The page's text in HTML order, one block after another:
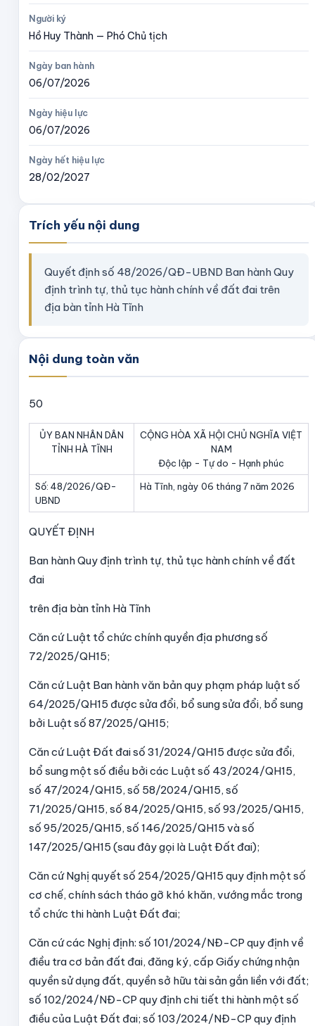
Người ký
Hồ Huy Thành — Phó Chủ tịch
Ngày ban hành
06/07/2026
Ngày hiệu lực
06/07/2026
Ngày hết hiệu lực
28/02/2027
Trích yếu nội dung
Quyết định số 48/2026/QĐ-UBND Ban hành Quy
định trình tự, thủ tục hành chính về đất đai trên
địa bàn tỉnh Hà Tĩnh
Nội dung toàn văn
50
ỦY BAN NHÂN DÂN
TỈNH HÀ TĨNH
CỘNG HÒA XÃ HỘI CHỦ NGHĨA VIỆT
NAM
Độc lập - Tự do - Hạnh phúc
Số: 48/2026/QĐ-
UBND
Hà Tĩnh, ngày 06 tháng 7 năm 2026
QUYẾT ĐỊNH
Ban hành Quy định trình tự, thủ tục hành chính về đất
đai
trên địa bàn tỉnh Hà Tĩnh
Căn cứ Luật tổ chức chính quyền địa phương số
72/2025/QH15;
Căn cứ Luật Ban hành văn bản quy phạm pháp luật số
64/2025/QH15 được sửa đổi, bổ sung sửa đổi, bổ sung
bởi Luật số 87/2025/QH15;
Căn cứ Luật Đất đai số 31/2024/QH15 được sửa đổi,
bổ sung một số điều bởi các Luật số 43/2024/QH15,
số 47/2024/QH15, số 58/2024/QH15, số
71/2025/QH15, số 84/2025/QH15, số 93/2025/QH15,
số 95/2025/QH15, số 146/2025/QH15 và số
147/2025/QH15 (sau đây gọi là Luật Đất đai);
Căn cứ Nghị quyết số 254/2025/QH15 quy định một số
cơ chế, chính sách tháo gỡ khó khăn, vướng mắc trong
tổ chức thi hành Luật Đất đai;
Căn cứ các Nghị định: số 101/2024/NĐ-CP quy định về
điều tra cơ bản đất đai, đăng ký, cấp Giấy chứng nhận
quyền sử dụng đất, quyền sở hữu tài sản gắn liền với đất;
số 102/2024/NĐ-CP quy định chi tiết thi hành một số
điều của Luật Đất đai; số 103/2024/NĐ-CP quy định